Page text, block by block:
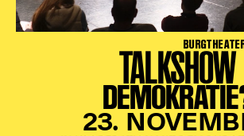
TALKSHOW
23.